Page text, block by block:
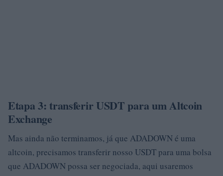
Etapa 3: transferir USDT para um Altcoin
Exchange
Mas ainda não terminamos, já que ADADOWN é uma
altcoin, precisamos transferir nosso USDT para uma bolsa
que ADADOWN possa ser negociada, aqui usaremos